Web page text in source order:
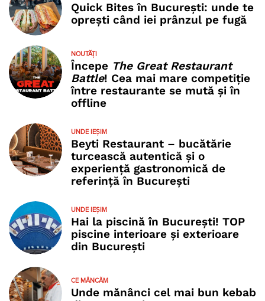
Quick Bites în București: unde te
oprești când iei prânzul pe fugă
NOUTĂȚI
Începe The Great Restaurant
Battle! Cea mai mare competiție
între restaurante se mută și în
offline
UNDE IEȘIM
Beyti Restaurant – bucătărie
turcească autentică și o
experiență gastronomică de
referință în București
UNDE IEȘIM
Hai la piscină în București! TOP
piscine interioare și exterioare
din București
CE MÂNCĂM
Unde mănânci cel mai bun kebab